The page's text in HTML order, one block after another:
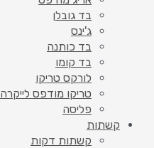
בד גובלן
ג'ינס
בד כותנה
בד קומו
לורקס טריקו
טריקו מודפס לייקרה
פליסה
קשתות
קשתות דקות